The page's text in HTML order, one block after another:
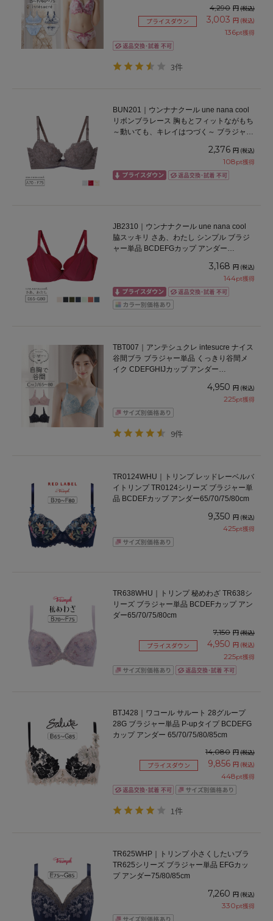
4,290 円(税込)
プライスダウン 3,003 円 (税込)
136pt獲得
3件
BUN201｜ウンナナクール une nana cool
リボンブラレース 胸もとフィットながもち
～動いても、キレイはつづく～ ブラジャー
2,376 円 (税込)
108pt獲得
JB2310｜ウンナナクール une nana cool
脇スッキリ さあ、わたし シンプル ブラジ
ャー単品 BCDEFGカップ アンダー
3,168 円 (税込)
144pt獲得
TBT007｜アンテシュクレ intesucre ナイス
谷間ブラ ブラジャー単品 くっきり谷間メ
イク CDEFGHIJカップ アンダー
4,950 円 (税込)
225pt獲得
9件
TR0124WHU｜トリンプ レッドレーベルバ
イトリンプ TR0124シリーズ ブラジャー単
品 BCDEFカップ アンダー65/70/75/80cm
9,350 円 (税込)
425pt獲得
TR638WHU｜トリンプ 秘めわざ TR638シ
リーズ ブラジャー単品 BCDEFカップ アン
ダー65/70/75/80cm
7,150 円(税込)
プライスダウン 4,950 円 (税込)
225pt獲得
BTJ428｜ワコール サルート 28グループ
28G ブラジャー単品 P-upタイプ BCDEFG
カップ アンダー 65/70/75/80/85cm
14,080 円(税込)
プライスダウン 9,856 円 (税込)
448pt獲得
1件
TR625WHP｜トリンプ 小さくしたいブラ
TR625シリーズ ブラジャー単品 EFGカッ
プ アンダー75/80/85cm
7,260 円 (税込)
330pt獲得